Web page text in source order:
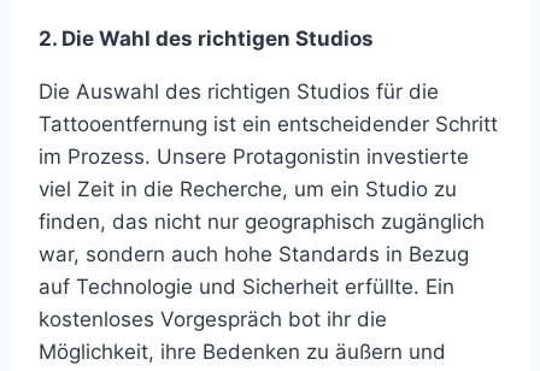
2. Die Wahl des richtigen Studios
Die Auswahl des richtigen Studios für die
Tattooentfernung ist ein entscheidender Schritt
im Prozess. Unsere Protagonistin investierte
viel Zeit in die Recherche, um ein Studio zu
finden, das nicht nur geographisch zugänglich
war, sondern auch hohe Standards in Bezug
auf Technologie und Sicherheit erfüllte. Ein
kostenloses Vorgespräch bot ihr die
Möglichkeit, ihre Bedenken zu äußern und